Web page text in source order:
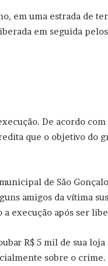
em uma estrada de
em seguida
De acordo com
que o objetivo do
de São Gonçalo
amigos da vítima
execução após ser
R$ 5 mil de sua loja
sobre o